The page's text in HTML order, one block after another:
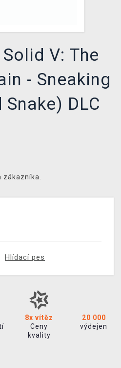
V: The
- Sneaking
DLC
zákazníka.
Hlídací pes
8x vítěz
Ceny
kvality
20 000
výdejen